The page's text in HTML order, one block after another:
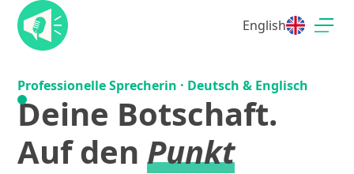
English
Professionelle Sprecherin · Deutsch & Englisch
Deine Botschaft.
Auf denPunkt